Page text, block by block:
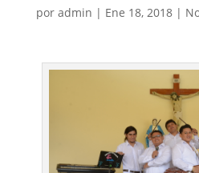
por admin | Ene 18, 2018|